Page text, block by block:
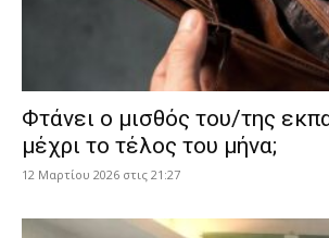
Φτάνει ο μισθός του/της
μέχρι το τέλος του μήνα;
12 Μαρτίου 2026 στις 21:27